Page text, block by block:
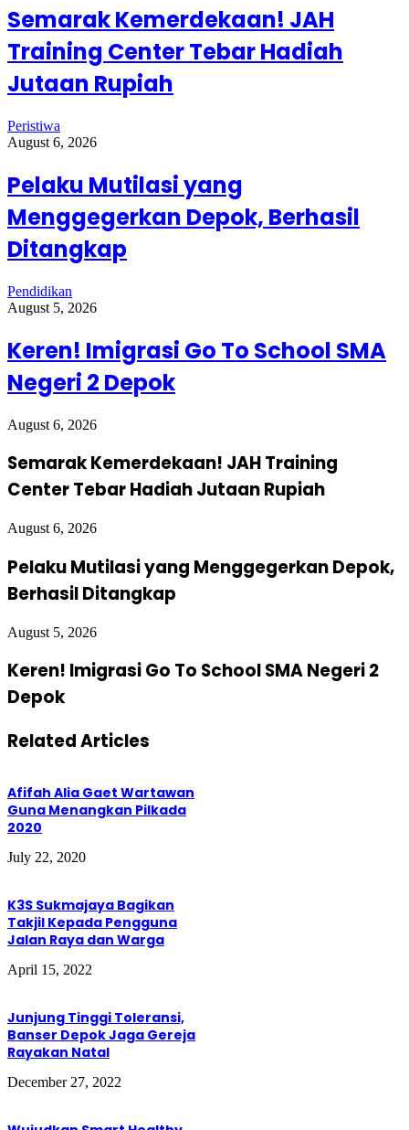
Semarak Kemerdekaan! JAH
Training Center Tebar Hadiah
Jutaan Rupiah
Peristiwa
August 6, 2026
Pelaku Mutilasi yang
Menggegerkan Depok, Berhasil
Ditangkap
Pendidikan
August 5, 2026
Keren! Imigrasi Go To School SMA
Negeri 2 Depok
August 6, 2026
Semarak Kemerdekaan! JAH Training
Center Tebar Hadiah Jutaan Rupiah
August 6, 2026
Pelaku Mutilasi yang Menggegerkan Depok,
Berhasil Ditangkap
August 5, 2026
Keren! Imigrasi Go To School SMA Negeri 2
Depok
Related Articles
Afifah Alia Gaet Wartawan
Guna Menangkan Pilkada
2020
July 22, 2020
K3S Sukmajaya Bagikan
Takjil Kepada Pengguna
Jalan Raya dan Warga
April 15, 2022
Junjung Tinggi Toleransi,
Banser Depok Jaga Gereja
Rayakan Natal
December 27, 2022